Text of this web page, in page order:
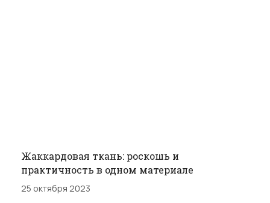
Жаккардовая ткань: роскошь и
практичность в одном материале
25 октября 2023